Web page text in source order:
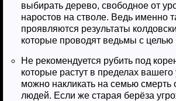
выбирать дерево, свободное от
наростов на стволе. Ведь именно
проявляются результаты
которые проводят ведьмы с целью
Не рекомендуется рубить под
которые растут в пределах вашего
можно накликать на семью смерть
людей. Если же старая берёза